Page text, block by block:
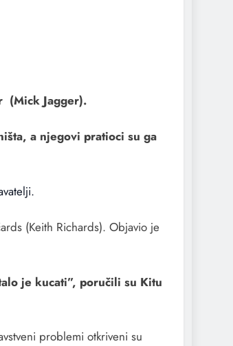
(Mick Jagger).
a njegovi pratioci su ga
(Keith Richards). Objavio je
je kucati”, poručili su Kitu
problemi otkriveni su